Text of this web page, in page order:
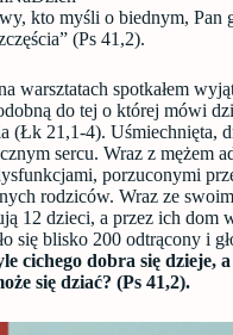
kto myśli o biednym, Pan
(Ps 41,2).
warsztatach spotkałem
do tej o której mówi
(Łk 21,1-4). Uśmiechnięta,
sercu. Wraz z mężem
porzuconymi
rodziców. Wraz ze
12 dzieci, a przez ich dom
się blisko 200 odtrącony i
cichego dobra się dzieje,
się dziać? (Ps 41,2).